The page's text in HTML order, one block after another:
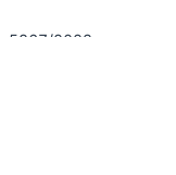
5867/2023